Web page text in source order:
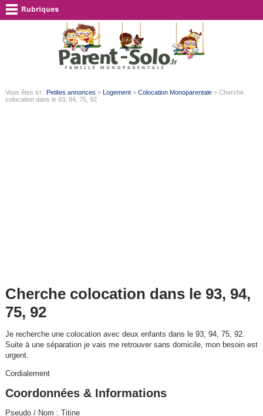
Vous êtes ici : Petites annonces > Logement> Colocation Monoparentale> Cherche
colocation dans le 93, 94, 75, 92
Cherche colocation dans le 93, 94,
75, 92
Je recherche une colocation avec deux enfants dans le 93, 94, 75, 92.
Suite à une séparation je vais me retrouver sans domicile, mon besoin est
urgent.
Cordialement
Coordonnées & Informations
Pseudo / Nom : Titine